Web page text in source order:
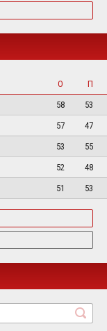
О
П
58
53
57
47
53
55
52
48
51 53